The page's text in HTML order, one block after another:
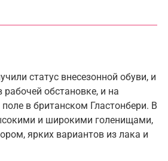
статус внесезонной обуви, и
обстановке, и на
в британском Гластонбери. В
и широкими голенищами,
ярких вариантов из лака и